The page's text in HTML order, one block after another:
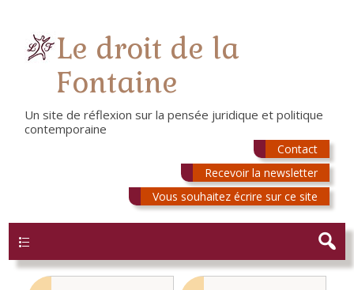
Le droit de la
Fontaine
Un site de réflexion sur la pensée juridique et politique
contemporaine
Contact
Recevoir la newsletter
Vous souhaitez écrire sur ce site